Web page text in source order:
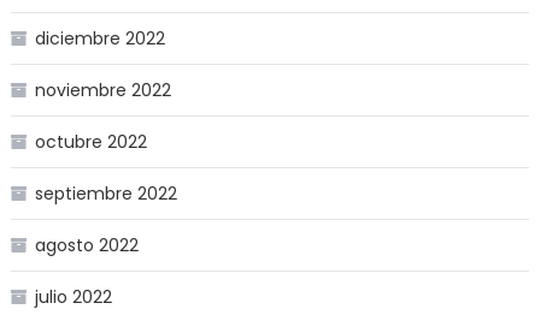
diciembre 2022
noviembre 2022
octubre 2022
septiembre 2022
agosto 2022
julio 2022